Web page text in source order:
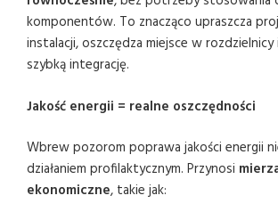
komponentów. To znacząco upraszcza
instalacji, oszczędza miejsce w
szybką integrację.
Jakość energii = realne oszczędności
Wbrew pozorom poprawa jakości energii
działaniem profilaktycznym. Przynosi
ekonomiczne, takie jak: